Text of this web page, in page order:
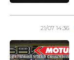
21/07 14:36